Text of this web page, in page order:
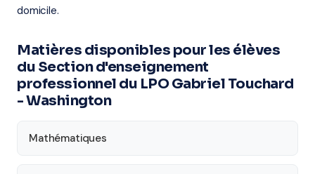
domicile.
Matières disponibles pour les élèves
du Section d'enseignement
professionnel du LPO Gabriel Touchard
- Washington
Mathématiques